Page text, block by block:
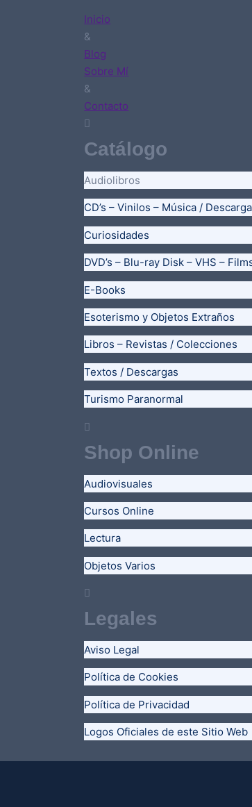
Inicio
&
Blog
Sobre Mí
&
Contacto
Catálogo
Audiolibros
CD’s – Vinilos – Música /
Curiosidades
DVD’s – Blu-ray Disk – VHS –
E-Books
Esoterismo y Objetos Extraños
Libros – Revistas / Colecciones
Textos / Descargas
Turismo Paranormal
Shop Online
Audiovisuales
Cursos Online
Lectura
Objetos Varios
Legales
Aviso Legal
Política de Cookies
Política de Privacidad
Logos Oficiales de este Sitio Web